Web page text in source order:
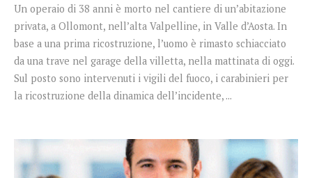
Un operaio di 38 anni è morto nel cantiere di un’abitazione
privata, a Ollomont, nell’alta Valpelline, in Valle d’Aosta. In
base a una prima ricostruzione, l’uomo è rimasto schiacciato
da una trave nel garage della villetta, nella mattinata di oggi.
Sul posto sono intervenuti i vigili del fuoco, i carabinieri per
la ricostruzione della dinamica dell’incidente, ...